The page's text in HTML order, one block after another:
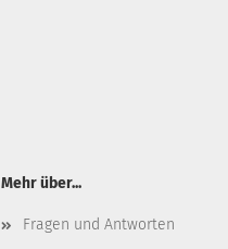
Mehr über...
Fragen und Antworten